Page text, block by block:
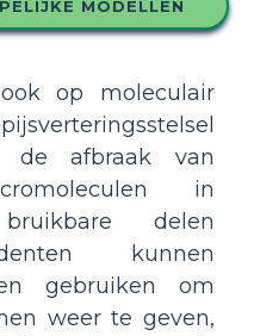
MODELLEN
op moleculair
de afbraak van
in
delen
kunnen
gebruiken om
weer te geven,